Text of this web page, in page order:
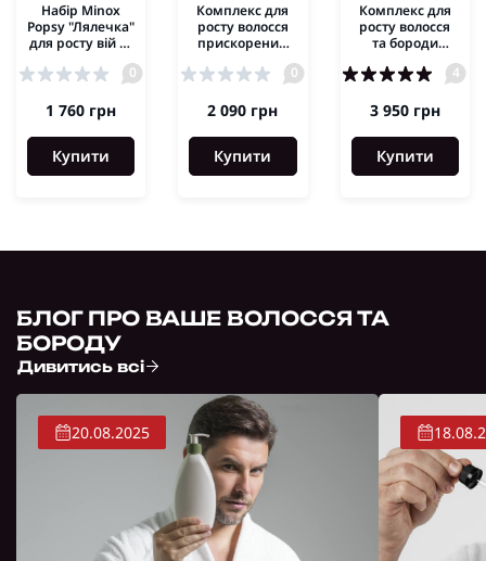
Набір Minox
Popsy "Лялечка"
для росту вій та
0
1 760 грн
Купити
Комплекс для
росту волосся
прискорений
growth
0
2 090 грн
Купити
Комплекс для
росту волосся
та бороди
максимальний
Minox Extra
4
3 950 грн
Купити
БЛОГ ПРО ВАШЕ ВОЛОССЯ ТА
БОРОДУ
Дивитись всі
20.08.2025